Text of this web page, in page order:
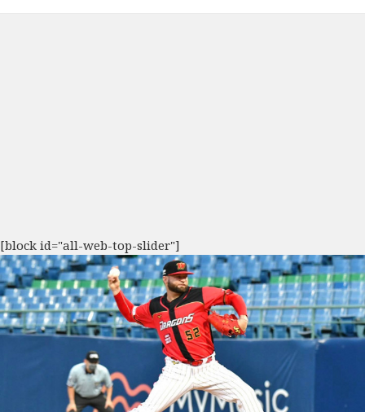
[block id="all-web-top-slider"]